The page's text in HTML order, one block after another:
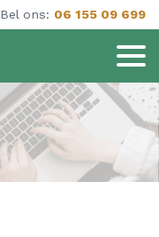
Bel ons: 06 155 09 699